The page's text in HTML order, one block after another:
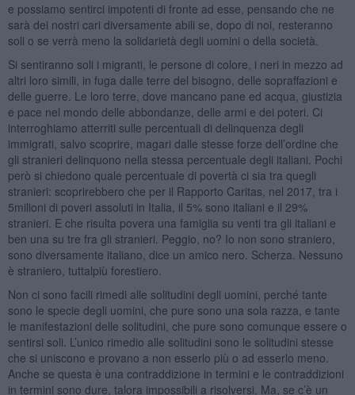
e possiamo sentirci impotenti di fronte ad esse, pensando che ne
sarà dei nostri cari diversamente abili se, dopo di noi, resteranno
soli o se verrà meno la solidarietà degli uomini o della società.
Si sentiranno soli i migranti, le persone di colore, i neri in mezzo ad
altri loro simili, in fuga dalle terre del bisogno, delle sopraffazioni e
delle guerre. Le loro terre, dove mancano pane ed acqua, giustizia
e pace nel mondo delle abbondanze, delle armi e dei poteri. Ci
interroghiamo atterriti sulle percentuali di delinquenza degli
immigrati, salvo scoprire, magari dalle stesse forze dell’ordine che
gli stranieri delinquono nella stessa percentuale degli italiani. Pochi
però si chiedono quale percentuale di povertà ci sia tra quegli
stranieri: scoprirebbero che per il Rapporto Caritas, nel 2017, tra i
5milioni di poveri assoluti in Italia, il 5% sono italiani e il 29%
stranieri. E che risulta povera una famiglia su venti tra gli italiani e
ben una su tre fra gli stranieri. Peggio, no? Io non sono straniero,
sono diversamente italiano, dice un amico nero. Scherza. Nessuno
è straniero, tuttalpiù forestiero.
Non ci sono facili rimedi alle solitudini degli uomini, perché tante
sono le specie degli uomini, che pure sono una sola razza, e tante
le manifestazioni delle solitudini, che pure sono comunque essere o
sentirsi soli. L’unico rimedio alle solitudini sono le solitudini stesse
che si uniscono e provano a non esserlo più o ad esserlo meno.
Anche se questa è una contraddizione in termini e le contraddizioni
in termini sono dure, talora impossibili a risolversi. Ma, se c’è un